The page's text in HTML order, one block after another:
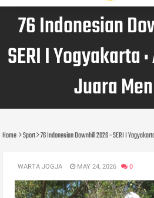
76 Indonesian
SERI I Yogyakarta
Juara
Home Sport 76 Indonesian Downhill 2026 - SERI I
WARTA JOGJA MAY 24, 2026 0